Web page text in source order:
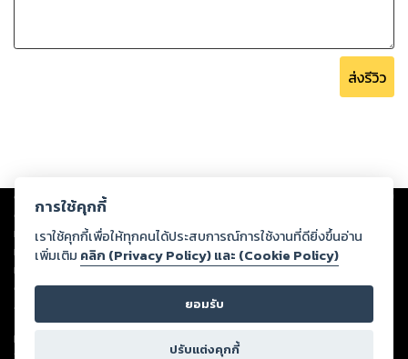
ส่งรีวิว
Copyright © 2026
ต่อผลงานหรือเนื้อหาใดที่อัปโหลดผ่านเว็บไซต์และปรากฏว่าละเมิดสิทธิใน
ทรัพย์สินทางปัญญาของบุคคลอื่นหรือขัดต่อกฎหมายและศีลธรรม ดังนั้น ผู้อ่าน
ทุกท่านโปรดใช้วิจารณญาณในการกลั่นกรองด้วยตนเอง และหากท่านพบว่าส่วน
หนึ่งส่วนใดขัดต่อกฎหมายและศีลธรรม กรุณาแจ้งมายังบริษัท เพื่อทีมงานจะได้
ดำเนินการในทันที ทั้งนี้ ทางสตอรี่ล็อกขอสงวนลิขสิทธิ์ตามพระราชบัญญัติ
ลิขสิทธิ์ พ.ศ. 2537 (ฉบับล่าสุด)
For support: member@ookbee.com
การใช้คุกกี้
เราใช้คุกกี้เพื่อให้ทุกคนได้ประสบการณ์การใช้งานที่ดียิ่งขึ้นอ่าน
เพิ่มเติม คลิก (Privacy Policy) และ (Cookie Policy)
ยอมรับ
ปรับแต่งคุกกี้